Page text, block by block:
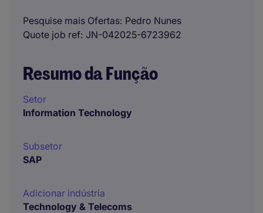
Pesquise mais Ofertas Pedro Nunes
Quote job ref JN-042025-6723962
Resumo da Função
Setor
Information Technology
Subsetor
SAP
Adicionar indústria
Technology & Telecoms